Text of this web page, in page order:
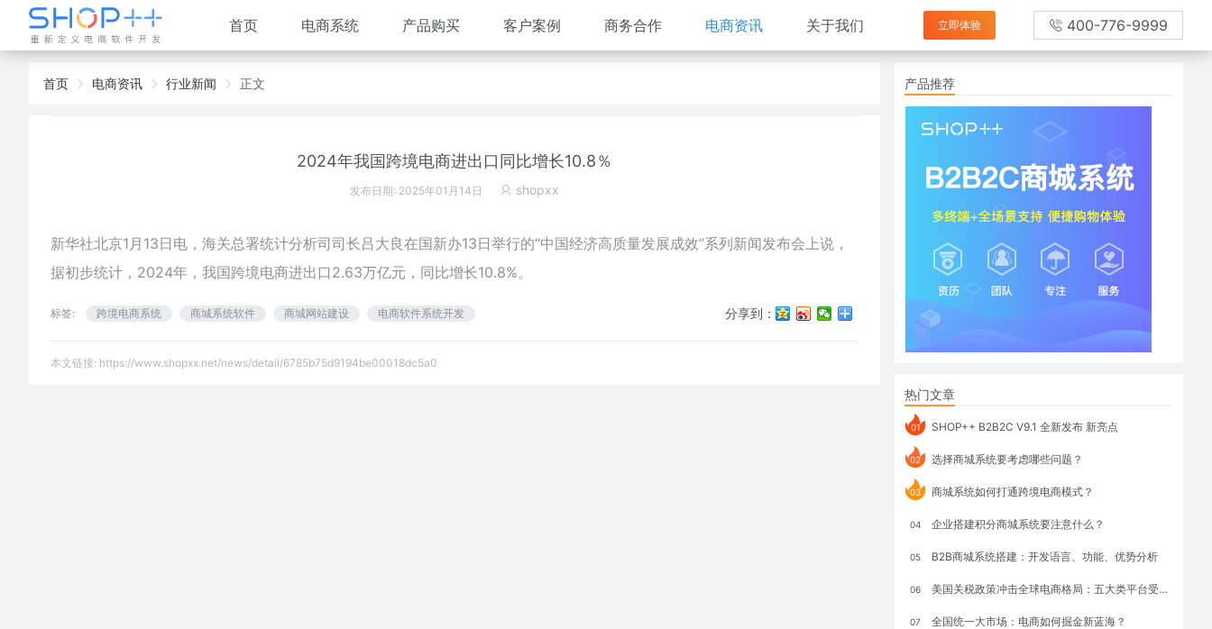
首页 电商系统 产品购买 客户案例 商务合作 电商资讯 关于我们 立即体验 400-776-9999
首页 电商资讯 行业新闻 正文
2024年我国跨境电商进出口同比增长10.8％
发布日期: 2025年01月14日 shopxx
新华社北京1月13日电，海关总署统计分析司司长吕大良在国新办13日举行的“中国经济高质量发展成效”系列新闻发布会上说，
据初步统计，2024年，我国跨境电商进出口2.63万亿元，同比增长10.8%。
标签: 跨境电商系统 商城系统软件 商城网站建设 电商软件系统开发 分享到：
本文链接: https://www.shopxx.net/news/detail/6785b75d9194be00018dc5a0
产品推荐
热门文章
01 SHOP++ B2B2C V9.1 全新发布 新亮点
02 选择商城系统要考虑哪些问题？
03 商城系统如何打通跨境电商模式？
04 企业搭建积分商城系统要注意什么？
05 B2B商城系统搭建：开发语言、功能、优势分析
06 美国关税政策冲击全球电商格局：五大类平台受重创，转型与自救成关键
07 全国统一大市场：电商如何掘金新蓝海？